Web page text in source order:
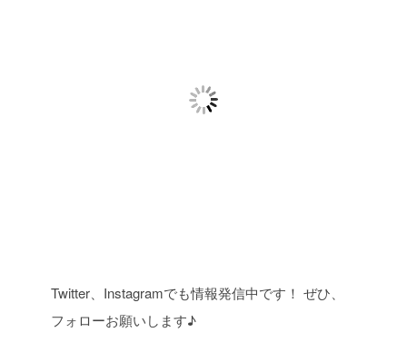
Twitter、Instagramでも情報発信中です！ ぜひ、
フォローお願いします♪